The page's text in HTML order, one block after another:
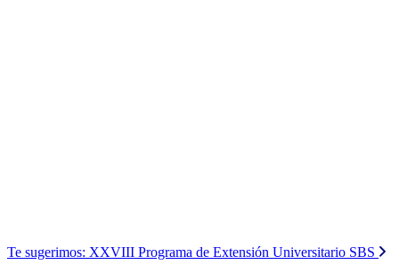
Te sugerimos: XXVIII Programa de Extensión Universitario SBS